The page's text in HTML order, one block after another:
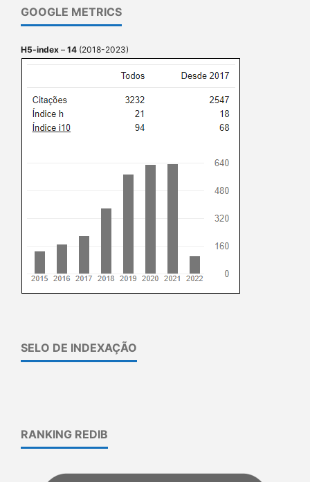
GOOGLE METRICS
H5-index – 14 (2018-2023)
SELO DE INDEXAÇÃO
RANKING REDIB